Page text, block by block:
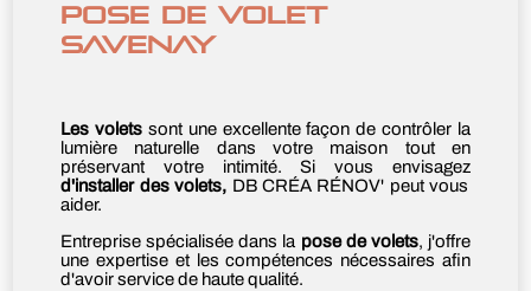
POSE DE VOLET
SAVENAY
Les volets sont une excellente façon de contrôler la
lumière naturelle dans votre maison tout en
préservant votre intimité. Si vous envisagez
d'installer des volets, DB CRÉA RÉNOV' peut vous
aider.
Entreprise spécialisée dans la pose de volets, j'offre
une expertise et les compétences nécessaires afin
d'avoir service de haute qualité.